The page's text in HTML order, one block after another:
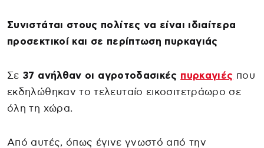
Συνιστάται στους πολίτες να είναι ιδιαίτερα
προσεκτικοί και σε περίπτωση πυρκαγιάς
Σε 37 ανήλθαν οι αγροτοδασικές πυρκαγιές που
εκδηλώθηκαν το τελευταίο εικοσιτετράωρο σε
όλη τη χώρα.
Από αυτές, όπως έγινε γνωστό από την